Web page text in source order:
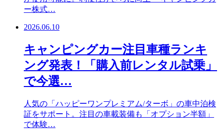
ー株式…
2026.06.10
キャンピングカー注目車種ランキ
ング発表！「購入前レンタル試乗」
で今選…
人気の「ハッピーワンプレミアム/ターボ」の車中泊検
証をサポート。注目の車載装備も「オプション半額」
で体験…